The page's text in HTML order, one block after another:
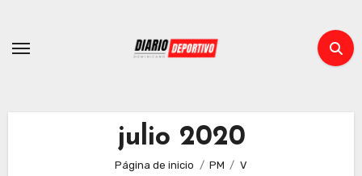
contenido
julio 2020
Página de inicio PM V